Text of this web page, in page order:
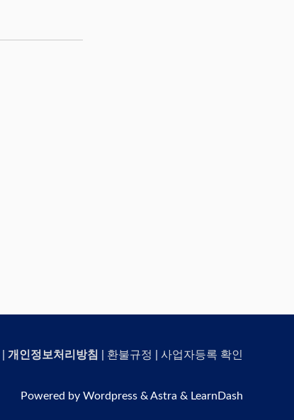
개인정보처리방침 환불규정 사업자등록 확인
Powered by Wordpress & Astra & LearnDash